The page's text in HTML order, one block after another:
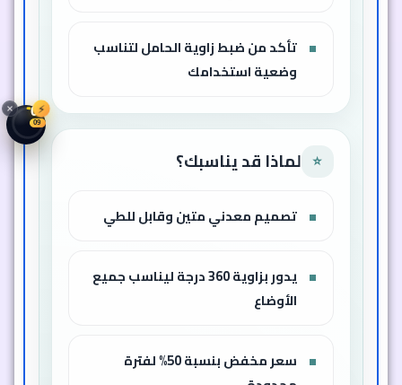
تأكد من ضبط زاوية الحامل لتناسب
وضعية استخدامك
⭐ لماذا قد يناسبك؟
تصميم معدني متين وقابل للطي
يدور بزاوية 360 درجة ليناسب جميع
الأوضاع
سعر مخفض بنسبة 50% لفترة
⚡
01
07